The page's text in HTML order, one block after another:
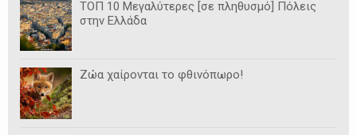
ΤΟΠ 10 Μεγαλύτερες [σε πληθυσμό] Πόλεις
στην Ελλάδα
Ζώα χαίρονται το φθινόπωρο!